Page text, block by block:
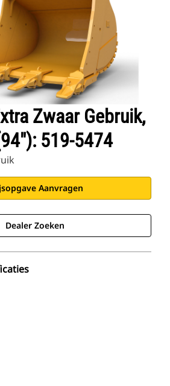
Zwaar Gebruik,
519-5474
Aanvragen
Dealer Zoeken